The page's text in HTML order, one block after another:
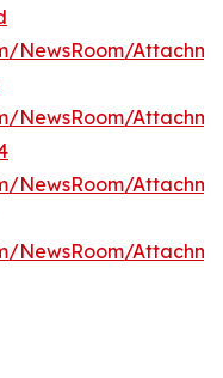
NewsRoom/
NewsRoom/
NewsRoom/
NewsRoom/